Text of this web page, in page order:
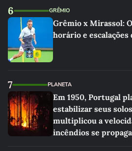
6 GRÊMIO
Grêmio x Mirassol:
horário e escalações
7 PLANETA
Em 1950, Portugal
estabilizar seus
multiplicou a
incêndios se